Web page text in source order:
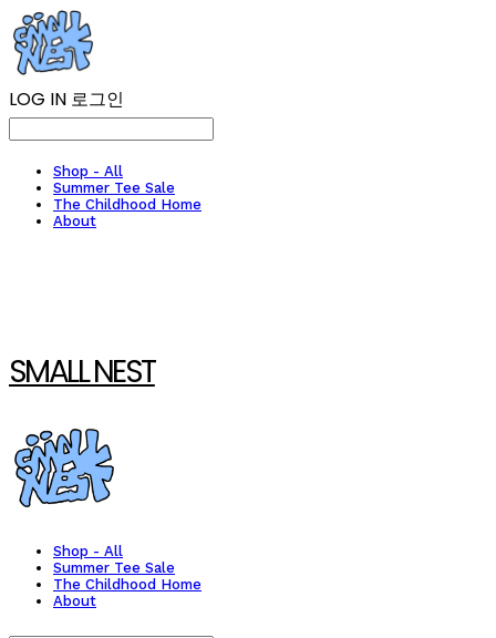
LOG IN 로그인
Shop - All
Summer Tee Sale
The Childhood Home
About
SMALL NEST
Shop - All
Summer Tee Sale
The Childhood Home
About